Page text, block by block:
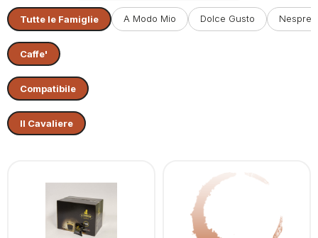
Tutte le Famiglie A Modo Mio Dolce Gusto
Caffe'
Compatibile
Il Cavaliere